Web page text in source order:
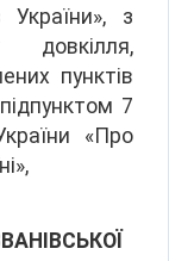
України», з
пунктів
7
«Про